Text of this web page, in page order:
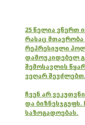
25 წელია ვწერთ
რასაც
რეპრესიული
დამოუკიდებელ
შემოსავლის
ვეღარ შევძლებთ.
ჩვენ არ
და ბიზნესჯგუფს.
საზოგადოებას.